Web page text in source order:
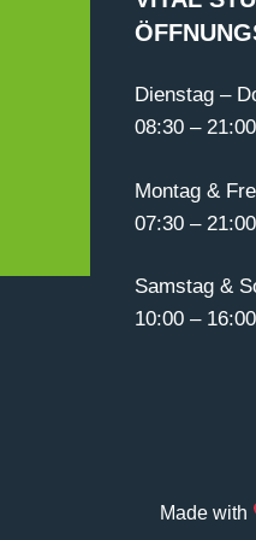
Dienstag –
08:30 –
Montag &
07:30 –
Samstag &
10:00 –
Made with